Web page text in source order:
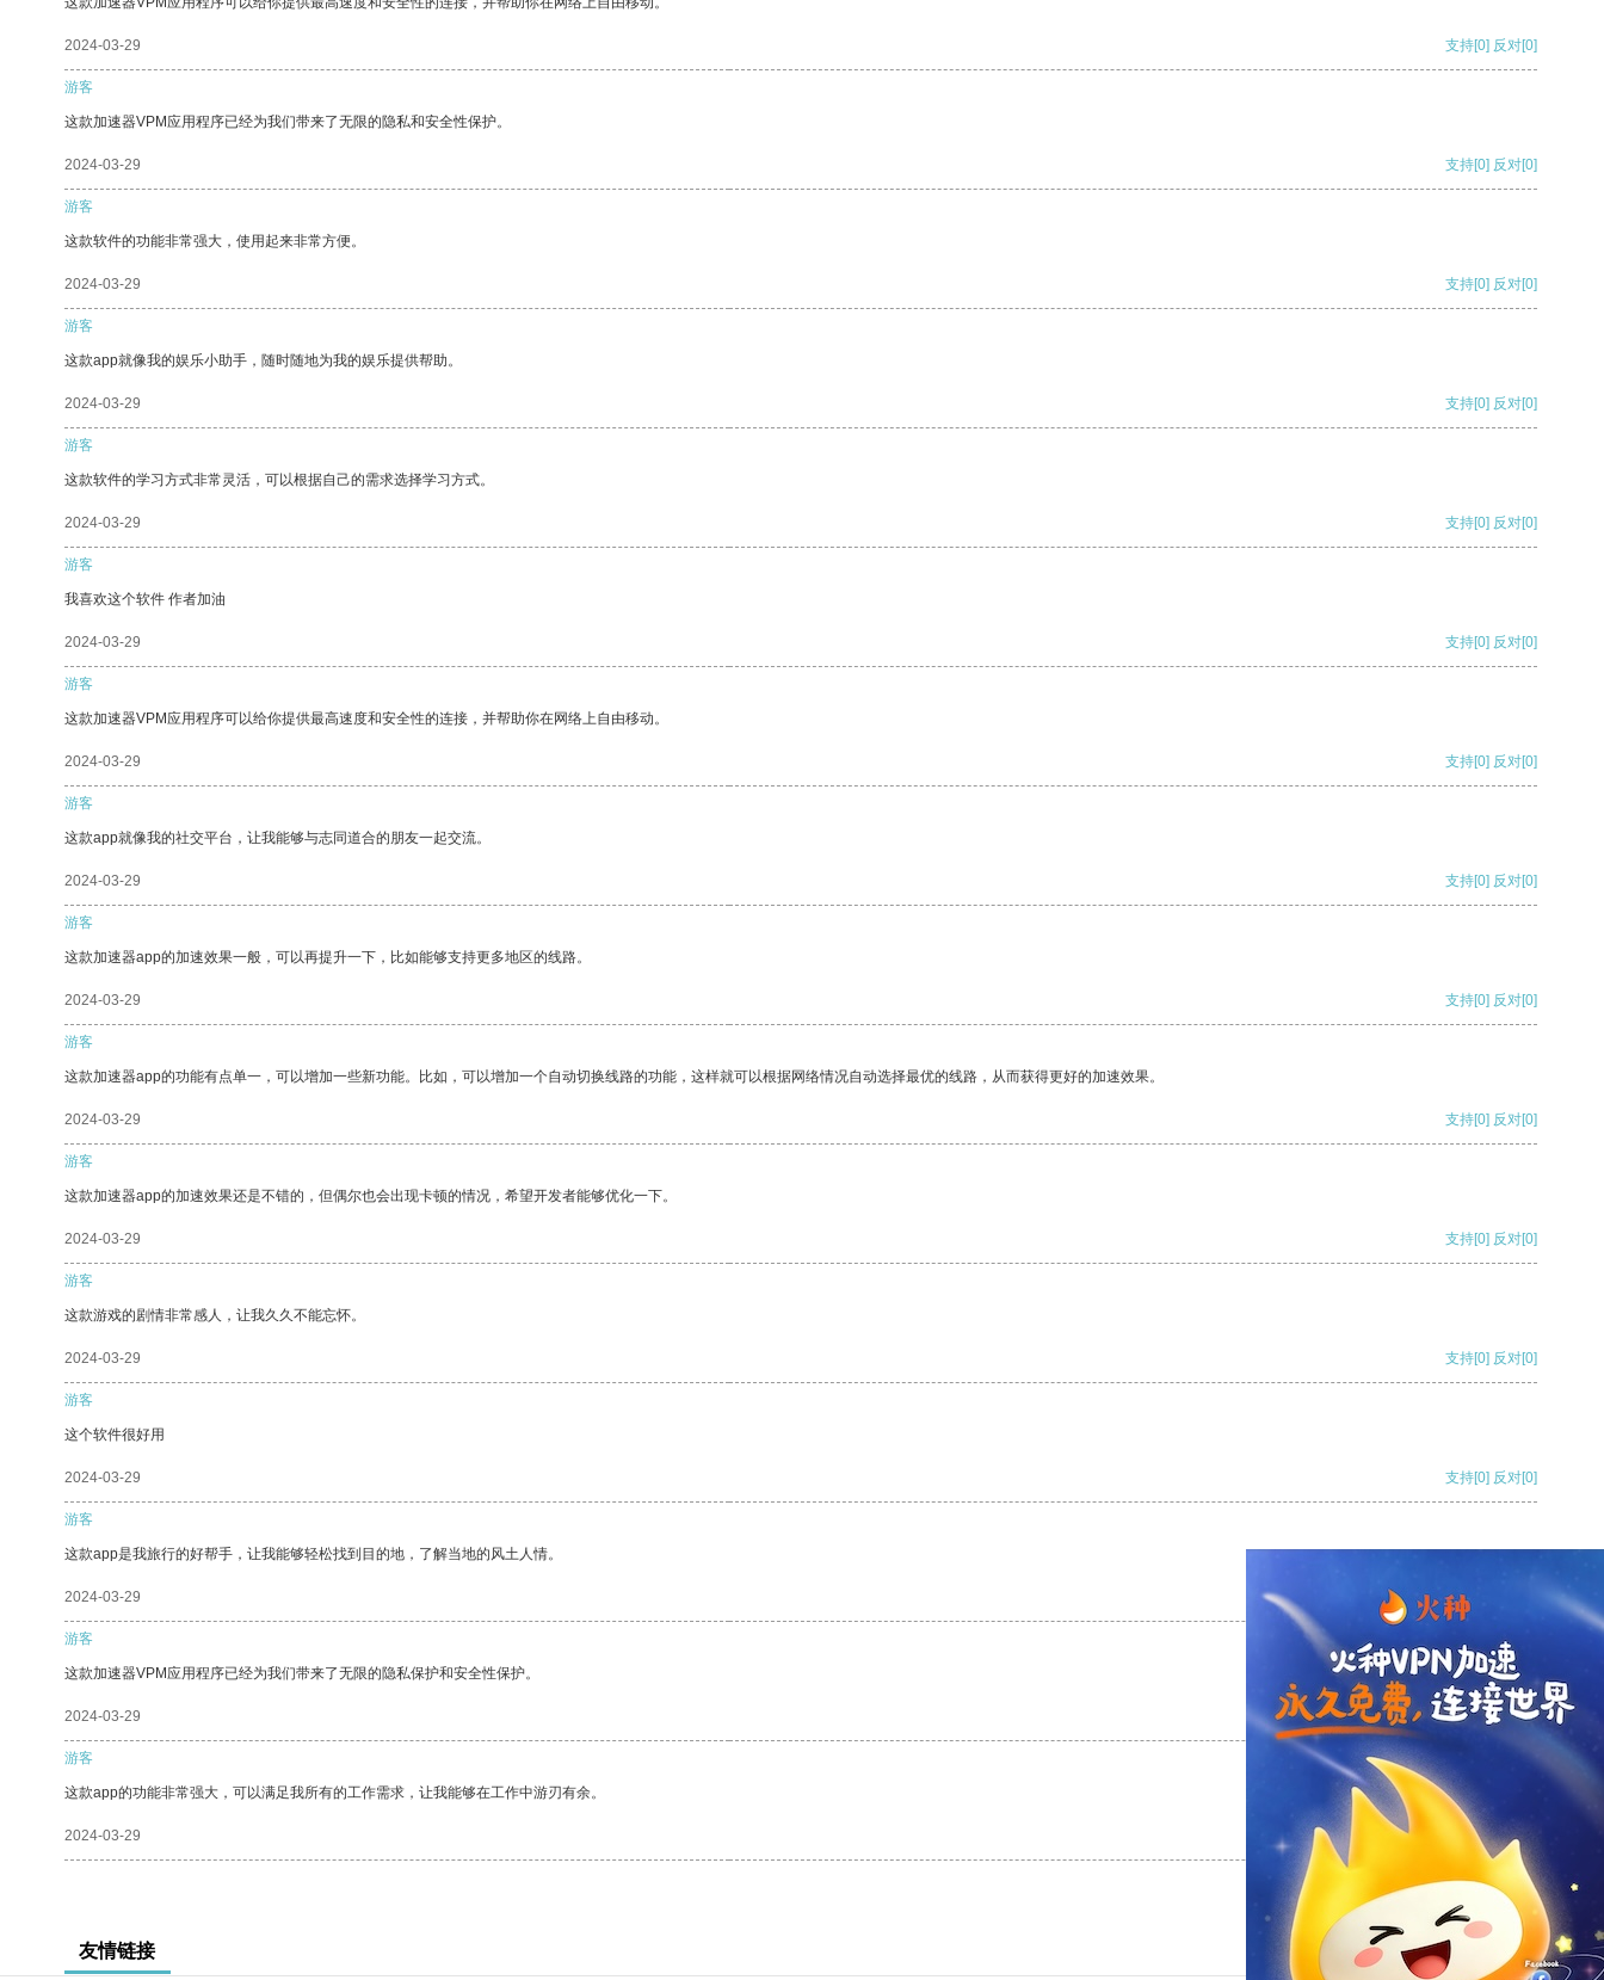
2024-03-29 支持[0] 反对[0]
游客
这款加速器VPM应用程序已经为我们带来了无限的隐私和安全性保护。
2024-03-29 支持[0] 反对[0]
游客
这款软件的功能非常强大，使用起来非常方便。
2024-03-29 支持[0] 反对[0]
游客
这款app就像我的娱乐小助手，随时随地为我的娱乐提供帮助。
2024-03-29 支持[0] 反对[0]
游客
这款软件的学习方式非常灵活，可以根据自己的需求选择学习方式。
2024-03-29 支持[0] 反对[0]
游客
我喜欢这个软件 作者加油
2024-03-29 支持[0] 反对[0]
游客
这款加速器VPM应用程序可以给你提供最高速度和安全性的连接，并帮助你在网络上自由移动。
2024-03-29 支持[0] 反对[0]
游客
这款app就像我的社交平台，让我能够与志同道合的朋友一起交流。
2024-03-29 支持[0] 反对[0]
游客
这款加速器app的加速效果一般，可以再提升一下，比如能够支持更多地区的线路。
2024-03-29 支持[0] 反对[0]
游客
这款加速器app的功能有点单一，可以增加一些新功能。比如，可以增加一个自动切换线路的功能，这样就可以根据网络情况自动选择最优的线路，从而获得更好的加速效果。
2024-03-29 支持[0] 反对[0]
游客
这款加速器app的加速效果还是不错的，但偶尔也会出现卡顿的情况，希望开发者能够优化一下。
2024-03-29 支持[0] 反对[0]
游客
这款游戏的剧情非常感人，让我久久不能忘怀。
2024-03-29 支持[0] 反对[0]
游客
这个软件很好用
2024-03-29 支持[0] 反对[0]
游客
这款app是我旅行的好帮手，让我能够轻松找到目的地，了解当地的风土人情。
2024-03-29 支持
游客
这款加速器VPM应用程序已经为我们带来了无限的隐私保护和安全性保护。
2024-03-29 支持[0] 反对[0]
游客
这款app的功能非常强大，可以满足我所有的工作需求，让我能够在工作中游刃有余。
2024-03-29 支持[0] 反对[0]
友情链接